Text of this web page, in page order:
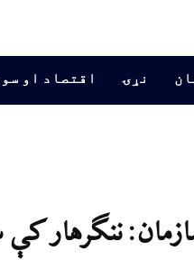
نړۍ اقتصاد او
کې سېلابونو ۲ زره